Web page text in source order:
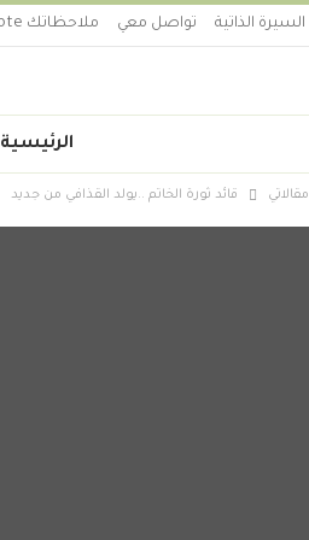
السيرة الذاتية تواصل معي ملاحظاتك Note
الرئيسية
مقالاتي قائد ثورة الخاتم ..يولد القذافي من جديد